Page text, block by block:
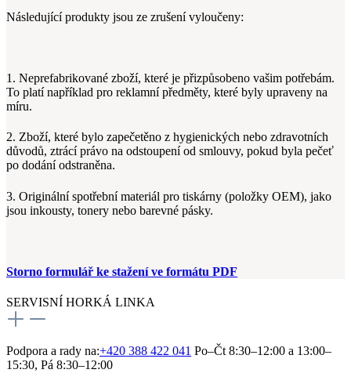
Následující produkty jsou ze zrušení vyloučeny:
1. Neprefabrikované zboží, které je přizpůsobeno vašim potřebám.
To platí například pro reklamní předměty, které byly upraveny na
míru.
2. Zboží, které bylo zapečetěno z hygienických nebo zdravotních
důvodů, ztrácí právo na odstoupení od smlouvy, pokud byla pečeť
po dodání odstraněna.
3. Originální spotřební materiál pro tiskárny (položky OEM), jako
jsou inkousty, tonery nebo barevné pásky.
Storno formulář ke stažení ve formátu PDF
SERVISNÍ HORKÁ LINKA
Podpora a rady na:+420 388 422 041 Po–Čt 8:30–12:00 a 13:00–
15:30, Pá 8:30–12:00